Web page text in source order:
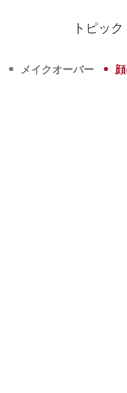
トピック
メイクオーバー